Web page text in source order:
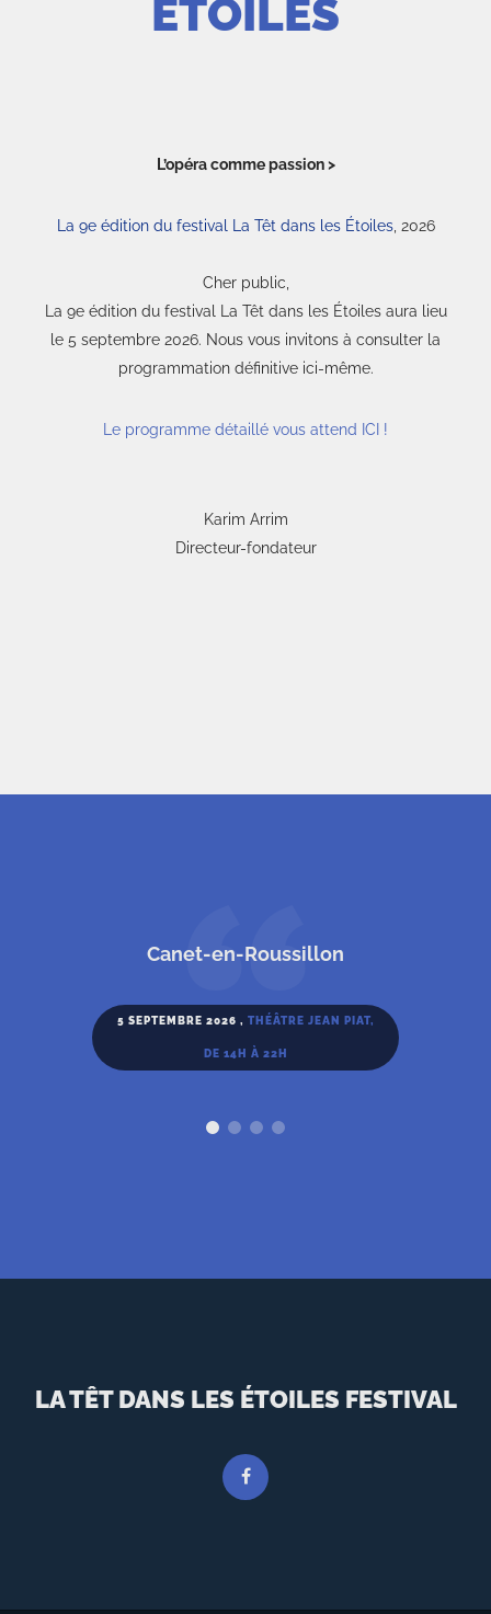
ETOILES
L’opéra comme passion >
La 9e édition du festival La Têt dans les Étoiles, 2026
Cher public,
La 9e édition du festival La Têt dans les Étoiles aura lieu
le 5 septembre 2026. Nous vous invitons à consulter la
programmation définitive ici-même.
Le programme détaillé vous attend ICI !
Karim Arrim
Directeur-fondateur
Canet-en-Roussillon
5 SEPTEMBRE 2026 , THÉÂTRE JEAN PIAT,
DE 14H À 22H
LA TÊT DANS LES ÉTOILES FESTIVAL